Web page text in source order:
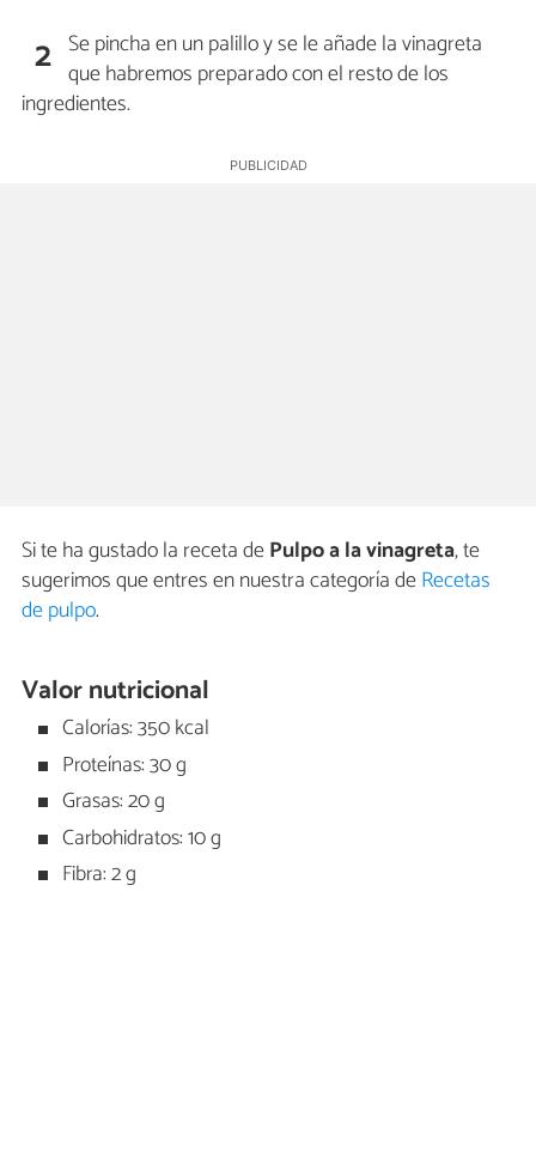
2 Se pincha en un palillo y se le añade la vinagreta
que habremos preparado con el resto de los
ingredientes.
Si te ha gustado la receta dePulpo a la vinagreta, te
sugerimos que entres en nuestra categoría deRecetas
de pulpo.
Valor nutricional
Calorías: 350 kcal
Proteínas: 30 g
Grasas: 20 g
Carbohidratos: 10 g
Fibra: 2 g